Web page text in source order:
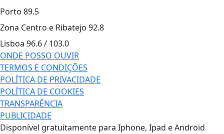
Porto 89.5
Zona Centro e Ribatejo 92.8
Lisboa 96.6 / 103.0
ONDE POSSO OUVIR
TERMOS E CONDIÇÕES
POLÍTICA DE PRIVACIDADE
POLÍTICA DE COOKIES
TRANSPARÊNCIA
PUBLICIDADE
Disponível gratuitamente para Iphone, Ipad e Android